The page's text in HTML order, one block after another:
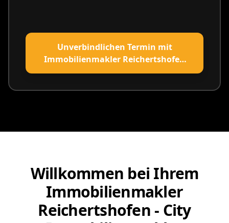
Unverbindlichen Termin mit
Immobilienmakler Reichertshofen
vereinbaren
Willkommen bei Ihrem
Immobilienmakler
Reichertshofen - City